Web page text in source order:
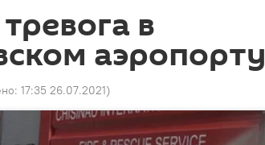
в
аэропорту
17:35 26.07.2021)